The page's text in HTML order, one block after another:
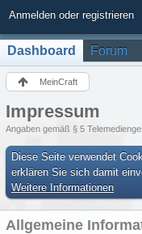
Anmelden oder registrieren
Dashboard Forum
MeinCraft
Impressum
Angaben gemäß § 5
Diese Seite verwendet
erklären Sie sich damit
Weitere Informationen
Allgemeine